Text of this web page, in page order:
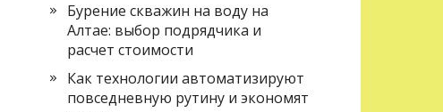
Бурение скважин на воду на
Алтае: выбор подрядчика и
расчет стоимости
Как технологии автоматизируют
повседневную рутину и экономят